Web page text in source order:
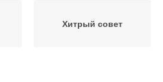
Хитрый совет